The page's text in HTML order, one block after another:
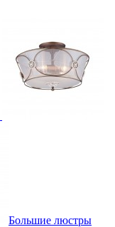
Большие люстры